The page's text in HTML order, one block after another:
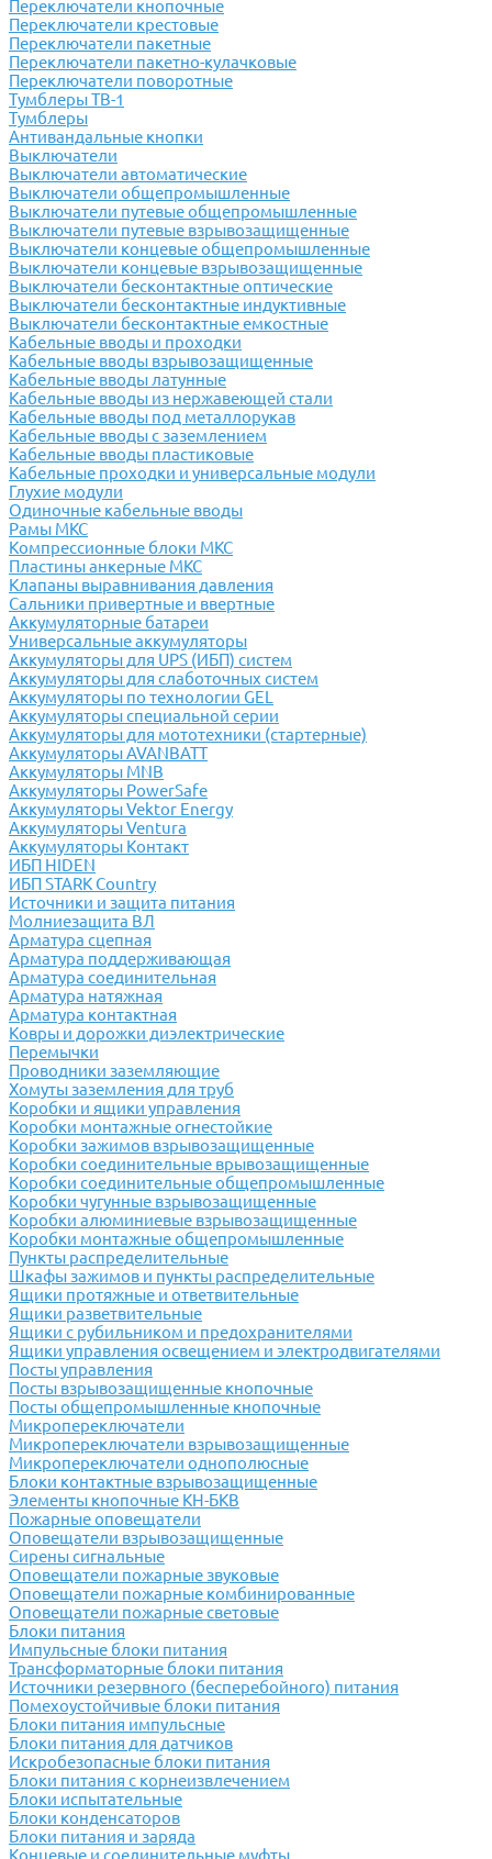
Переключатели кнопочные
Переключатели крестовые
Переключатели пакетные
Переключатели пакетно-кулачковые
Переключатели поворотные
Тумблеры ТВ-1
Тумблеры
Антивандальные кнопки
Выключатели
Выключатели автоматические
Выключатели общепромышленные
Выключатели путевые общепромышленные
Выключатели путевые взрывозащищенные
Выключатели концевые общепромышленные
Выключатели концевые взрывозащищенные
Выключатели бесконтактные оптические
Выключатели бесконтактные индуктивные
Выключатели бесконтактные емкостные
Кабельные вводы и проходки
Кабельные вводы взрывозащищенные
Кабельные вводы латунные
Кабельные вводы из нержавеющей стали
Кабельные вводы под металлорукав
Кабельные вводы с заземлением
Кабельные вводы пластиковые
Кабельные проходки и универсальные модули
Глухие модули
Одиночные кабельные вводы
Рамы МКС
Компрессионные блоки МКС
Пластины анкерные МКС
Клапаны выравнивания давления
Сальники привертные и ввертные
Аккумуляторные батареи
Универсальные аккумуляторы
Аккумуляторы для UPS (ИБП) систем
Аккумуляторы для слаботочных систем
Аккумуляторы по технологии GEL
Аккумуляторы специальной серии
Аккумуляторы для мототехники (стартерные)
Аккумуляторы AVANBATT
Аккумуляторы MNB
Аккумуляторы PowerSafe
Аккумуляторы Vektor Energy
Аккумуляторы Ventura
Аккумуляторы Контакт
ИБП HIDEN
ИБП STARK Country
Источники и защита питания
Молниезащита ВЛ
Арматура сцепная
Арматура поддерживающая
Арматура соединительная
Арматура натяжная
Арматура контактная
Ковры и дорожки диэлектрические
Перемычки
Проводники заземляющие
Хомуты заземления для труб
Коробки и ящики управления
Коробки монтажные огнестойкие
Коробки зажимов взрывозащищенные
Коробки соединительные врывозащищенные
Коробки соединительные общепромышленные
Коробки чугунные взрывозащищенные
Коробки алюминиевые взрывозащищенные
Коробки монтажные общепромышленные
Пункты распределительные
Шкафы зажимов и пункты распределительные
Ящики протяжные и ответвительные
Ящики разветвительные
Ящики с рубильником и предохранителями
Ящики управления освещением и электродвигателями
Посты управления
Посты взрывозащищенные кнопочные
Посты общепромышленные кнопочные
Микропереключатели
Микропереключатели взрывозащищенные
Микропереключатели однополюсные
Блоки контактные взрывозащищенные
Элементы кнопочные КН-БКВ
Пожарные оповещатели
Оповещатели взрывозащищенные
Сирены сигнальные
Оповещатели пожарные звуковые
Оповещатели пожарные комбинированные
Оповещатели пожарные световые
Блоки питания
Импульсные блоки питания
Трансформаторные блоки питания
Источники резервного (бесперебойного) питания
Помехоустойчивые блоки питания
Блоки питания импульсные
Блоки питания для датчиков
Искробезопасные блоки питания
Блоки питания с корнеизвлечением
Блоки испытательные
Блоки конденсаторов
Блоки питания и заряда
Концевые и соединительные муфты